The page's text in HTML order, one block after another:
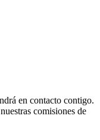
en contacto contigo.
comisiones de